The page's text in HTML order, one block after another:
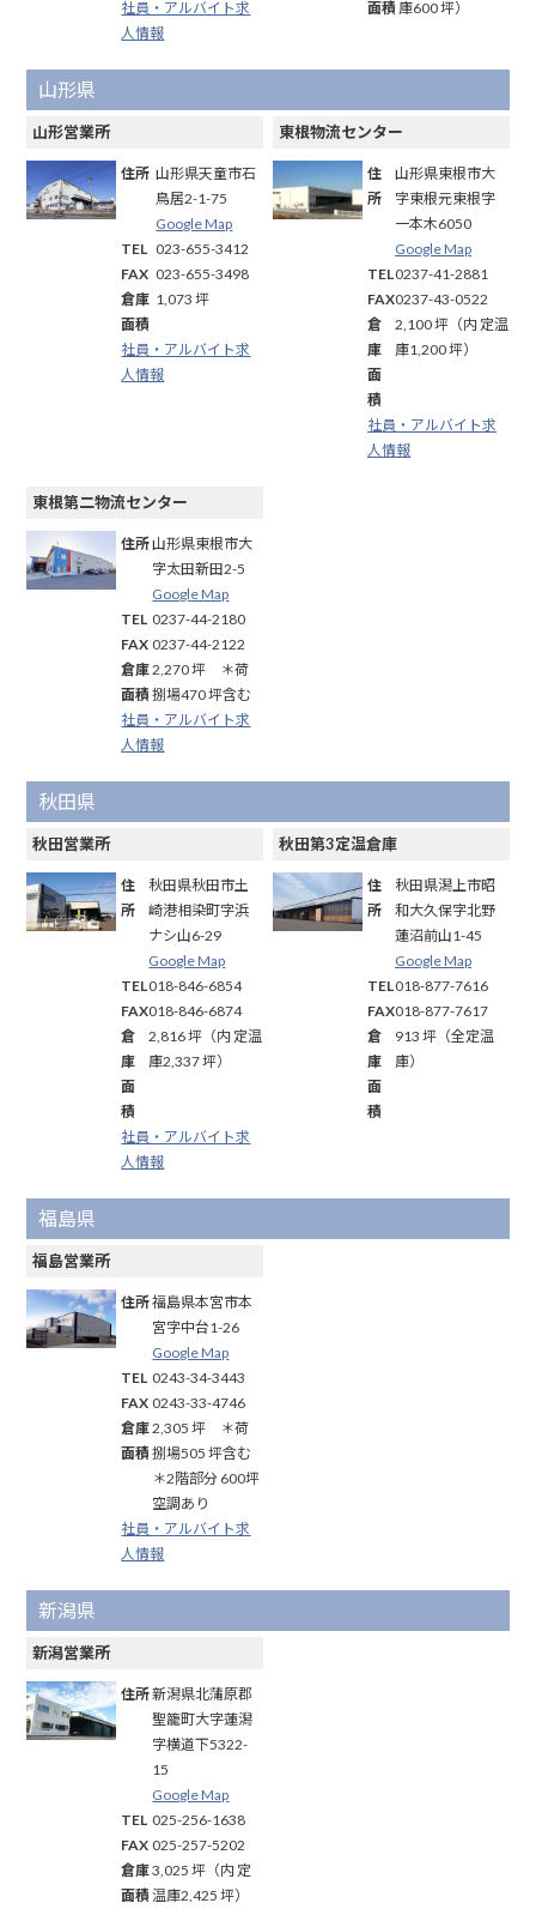
社員・アルバイト求
人情報
面積 庫600 坪）
山形県
山形営業所
住所 山形県天童市石
鳥居2-1-75
Google Map
TEL 023-655-3412
FAX 023-655-3498
倉庫
面積
1,073 坪
社員・アルバイト求
人情報
東根物流センター
住
所
山形県東根市大
字東根元東根字
一本木6050
Google Map
TEL0237-41-2881
FAX0237-43-0522
倉
庫
面
積
2,100 坪（内 定温
庫1,200 坪）
社員・アルバイト求
人情報
東根第二物流センター
住所山形県東根市大
字太田新田2-5
Google Map
TEL 0237-44-2180
FAX 0237-44-2122
倉庫
面積
2,270 坪 ＊荷
捌場470 坪含む
社員・アルバイト求
人情報
秋田県
秋田営業所
住
所
秋田県秋田市土
崎港相染町字浜
ナシ山6-29
Google Map
TEL018-846-6854
FAX018-846-6874
倉
庫
面
積
2,816 坪（内 定温
庫2,337 坪）
社員・アルバイト求
人情報
秋田第3定温倉庫
住
所
秋田県潟上市昭
和大久保字北野
蓮沼前山1-45
Google Map
TEL018-877-7616
FAX018-877-7617
倉
庫
面
積
913 坪（全定温
庫）
福島県
福島営業所
住所福島県本宮市本
宮字中台1-26
Google Map
TEL 0243-34-3443
FAX 0243-33-4746
倉庫
面積
2,305 坪 ＊荷
捌場505 坪含む
＊2階部分 600坪
空調あり
社員・アルバイト求
人情報
新潟県
新潟営業所
住所新潟県北蒲原郡
聖籠町大字蓮潟
字横道下5322-
15
Google Map
TEL 025-256-1638
FAX 025-257-5202
倉庫
面積
3,025 坪（内 定
温庫2,425 坪）